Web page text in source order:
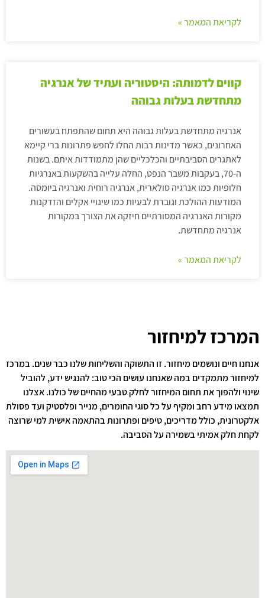
לקריאת המאמר »
קווים לדמותה: היסטוריה ועתיד של אנרגיה
מתחדשת בעלות גבוהה
אנרגיה מתחדשת בעלות גבוהה היא תחום שהתפתח בעשורים
האחרונים, כאשר מדינות רבות החלו לחפש פתרונות ברי קיימא
לאתגרים הסביבתיים והכלכליים שהן מתמודדות איתם. בשנות
ה-70, בעקבות משבר הנפט, החלה עלייה בהשקעות באנרגיות
חלופיות כמו אנרגיה סולארית, אנרגיה רוחית ואנרגיה ביומסה.
המודעות ההולכת וגוברת לבעיות כמו שינויי אקלים והזדקנות
מקורות האנרגיה המסורתיים חיזקה את הצורך במקורות
אנרגיה מתחדשת.
לקריאת המאמר »
המרכז למיחזור
אנחנו חיים ונושמים מיחזור. זו התשוקה והשליחות שלנו כבר שנים. במרכז
למיחזור מתמקדים במה שאנחנו עושים הכי טוב: להנגיש ידע, להוביל
שינוי ולהפוך את תחום המיחזור לחלק טבעי מהחיים של כולנו. אצלנו
תמצאו מידע רחב ומקיף על כל סוגי החומרים, מנייר ופלסטיק ועד פסולת
אלקטרונית, כולל מדריכים, טיפים ופתרונות בהתאמה אישית למי שרוצה
לקחת חלק אמיתי בשמירה על הסביבה.